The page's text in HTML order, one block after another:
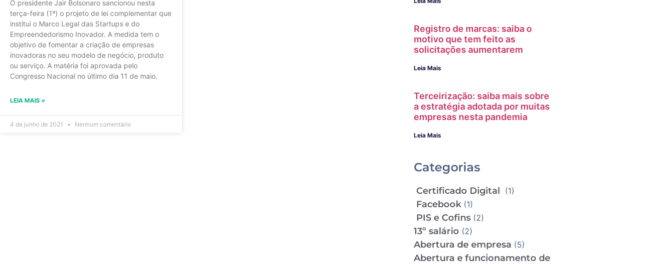
O presidente Jair Bolsonaro sancionou nesta
terça-feira (1º) o projeto de lei complementar que
institui o Marco Legal das Startups e do
Empreendedorismo Inovador. A medida tem o
objetivo de fomentar a criação de empresas
inovadoras no seu modelo de negócio, produto
ou serviço. A matéria foi aprovada pelo
Congresso Nacional no último dia 11 de maio.
LEIA MAIS »
4 de junho de 2021 Nenhum comentário
Registro de marcas: saiba o
motivo que tem feito as
solicitações aumentarem
Leia Mais
Terceirização: saiba mais sobre
a estratégia adotada por muitas
empresas nesta pandemia
Leia Mais
Categorias
Certificado Digital (1)
Facebook(1)
PIS e Cofins(2)
13º salário (2)
Abertura de empresa (5)
Abertura e funcionamento de